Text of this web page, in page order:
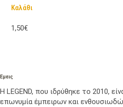
Καλάθι
1,50€
Εμεις
Η LEGEND, που ιδρύθηκε το 2010,
επωνυμία έμπειρων και